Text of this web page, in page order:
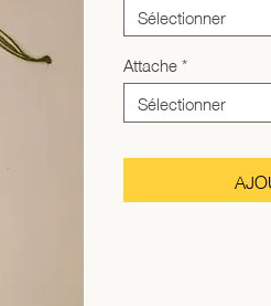
Sélectionner
Attache*
Sélectionner